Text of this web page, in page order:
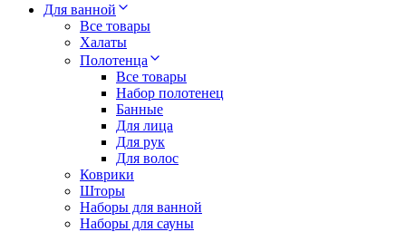
Для ванной
Все товары
Халаты
Полотенца
Все товары
Набор полотенец
Банные
Для лица
Для рук
Для волос
Коврики
Шторы
Наборы для ванной
Наборы для сауны